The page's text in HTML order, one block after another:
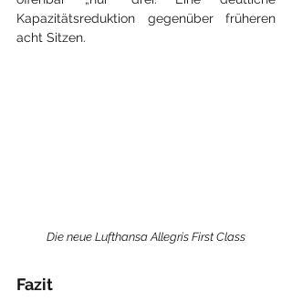
Kapazitäts­reduktion gegenüber früheren
acht Sitzen.
Die neue Lufthansa Allegris First Class
Fazit